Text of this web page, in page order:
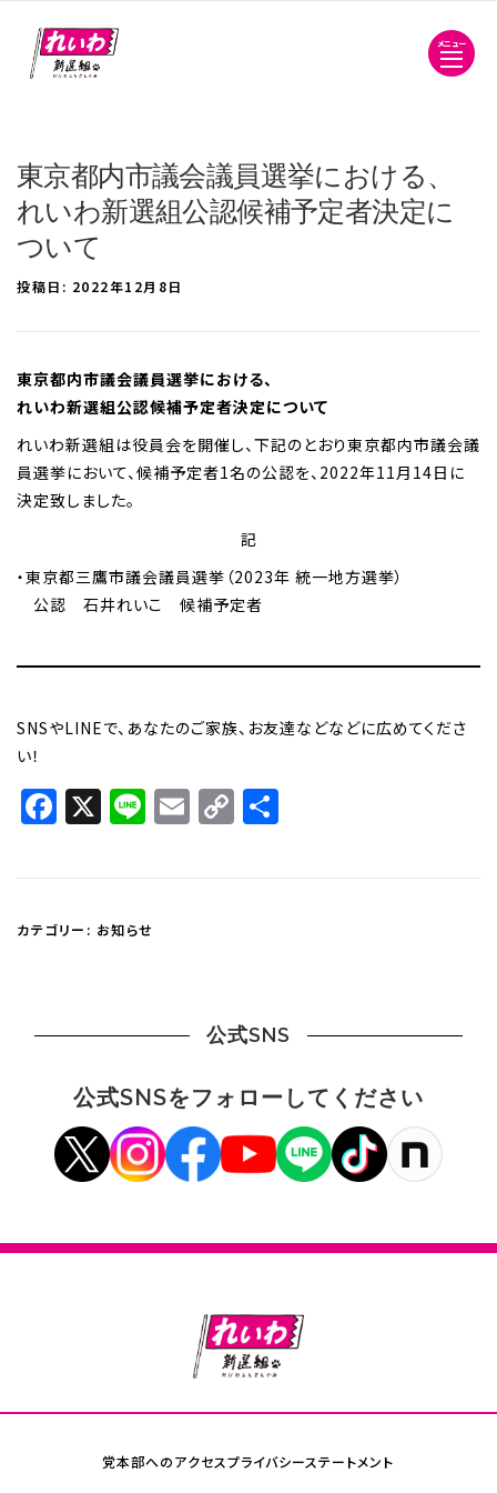
メニュー
東京都内市議会議員選挙における、
れいわ新選組公認候補予定者決定に
ついて
投稿日: 2022年12月8日
東京都内市議会議員選挙における、
れいわ新選組公認候補予定者決定について
れいわ新選組は役員会を開催し、下記のとおり東京都内市議会議
員選挙において、候補予定者1名の公認を、2022年11月14日に
決定致しました。
記
・東京都三鷹市議会議員選挙（2023年 統一地方選挙）
公認 石井れいこ 候補予定者
SNSやLINEで、あなたのご家族、お友達などなどに広めてくださ
い！
Facebook
X LineEmail
Copy
カテゴリー: お知らせ
公式SNS
公式SNSをフォローしてください
党本部へのアクセスプライバシーステートメント